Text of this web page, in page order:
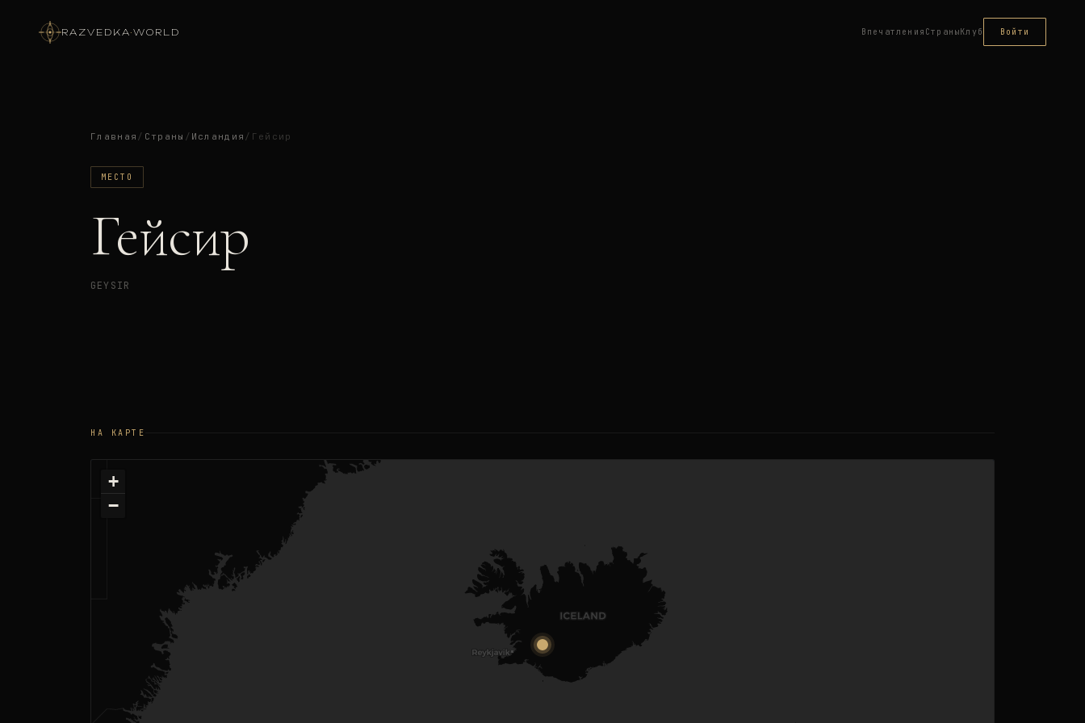
RAZVEDKA·WORLD Впечатления СтраныКлуб Войти
Главная / Страны / Исландия / Гейсир
МЕСТО
Гейсир
GEYSIR
НА КАРТЕ
+
−